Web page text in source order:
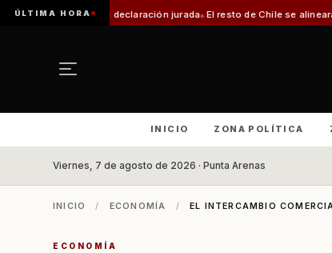
ÚLTIMA HORA
declaración jurada El resto de Chile se alineará con
INICIO ZONA POLÍTICA
Viernes, 7 de agosto de 2026 · Punta Arenas
INICIO / ECONOMÍA / EL INTERCAMBIO
ECONOMÍA